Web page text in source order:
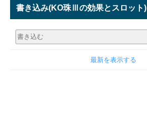
書き込み(KO珠Ⅲの効果とスロット)
最新を表示する